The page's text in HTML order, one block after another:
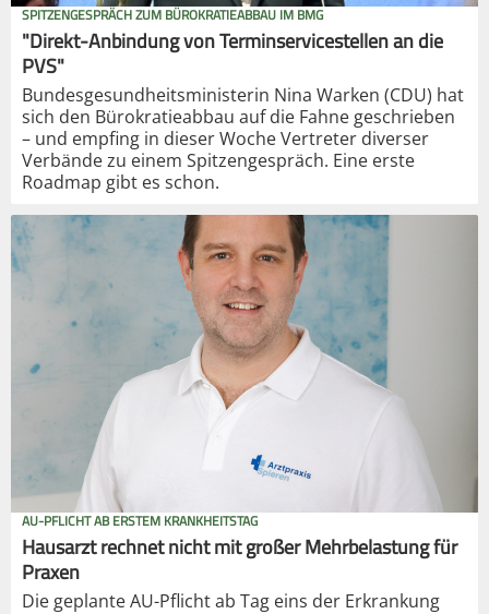
SPITZENGESPRÄCH ZUM BÜROKRATIEABBAU IM BMG
"Direkt-Anbindung von Terminservicestellen an die
PVS"
Bundesgesundheitsministerin Nina Warken (CDU) hat
sich den Bürokratieabbau auf die Fahne geschrieben
– und empfing in dieser Woche Vertreter diverser
Verbände zu einem Spitzengespräch. Eine erste
Roadmap gibt es schon.
AU-PFLICHT AB ERSTEM KRANKHEITSTAG
Hausarzt rechnet nicht mit großer Mehrbelastung für
Praxen
Die geplante AU-Pflicht ab Tag eins der Erkrankung